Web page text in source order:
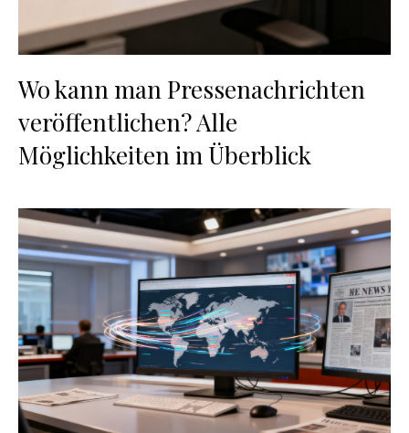
Wo kann man Pressenachrichten
veröffentlichen? Alle
Möglichkeiten im Überblick